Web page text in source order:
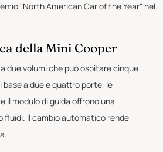
"North American Car of the Year" nel
della Mini Cooper
due volumi che può ospitare cinque
base a due e quattro porte, le
il modulo di guida offrono una
fluidi. Il cambio automatico rende